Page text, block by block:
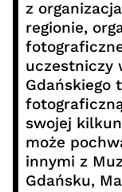
z
regionie,
uczestniczy
Gdańskiego
swojej
może
innymi z
Gdańsku,